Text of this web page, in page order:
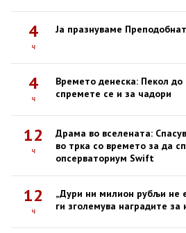
4
ч
Ја празнуваме
4
ч
Времето денеска: Пекол до
спремете се и за чадори
12
ч
Драма во вселената:
во трка со времето за да
опсерваториум Swift
12
ч
„Дури ни милион рубљи не
ги зголемува наградите за